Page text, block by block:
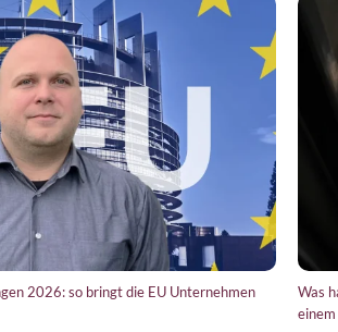
Diese Pillar-2-Anfrage hat mich erst irritiert, dann